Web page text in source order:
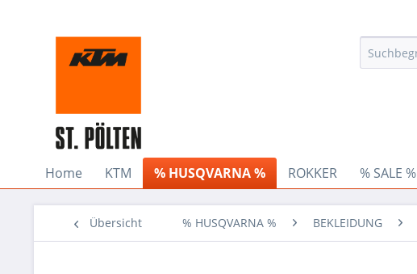
Home KTM % HUSQVARNA % ROKKER % SALE %
Übersicht % HUSQVARNA % BEKLEIDUNG